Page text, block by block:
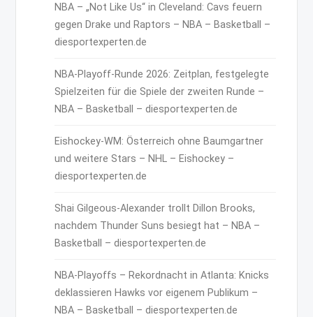
NBA – „Not Like Us“ in Cleveland: Cavs feuern
gegen Drake und Raptors – NBA – Basketball –
diesportexperten.de
NBA-Playoff-Runde 2026: Zeitplan, festgelegte
Spielzeiten für die Spiele der zweiten Runde –
NBA – Basketball – diesportexperten.de
Eishockey-WM: Österreich ohne Baumgartner
und weitere Stars – NHL – Eishockey –
diesportexperten.de
Shai Gilgeous-Alexander trollt Dillon Brooks,
nachdem Thunder Suns besiegt hat – NBA –
Basketball – diesportexperten.de
NBA-Playoffs – Rekordnacht in Atlanta: Knicks
deklassieren Hawks vor eigenem Publikum –
NBA – Basketball – diesportexperten.de